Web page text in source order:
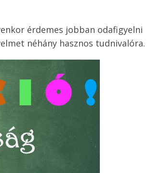
érdemes jobban odafigyelni
néhány hasznos tudnivalóra.